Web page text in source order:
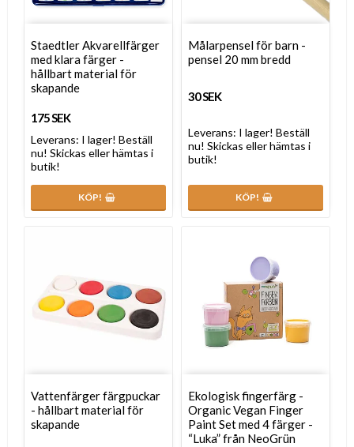
Staedtler Akvarellfärger
med klara färger -
hållbart material för
skapande
175 SEK
Leverans: I lager! Beställ
nu! Skickas eller hämtas i
butik!
KÖP!
Målarpensel för barn -
pensel 20 mm bredd
30 SEK
Leverans: I lager! Beställ
nu! Skickas eller hämtas i
butik!
KÖP!
Vattenfärger färgpuckar
- hållbart material för
skapande
Ekologisk fingerfärg -
Organic Vegan Finger
Paint Set med 4 färger -
“Luka” från NeoGrün